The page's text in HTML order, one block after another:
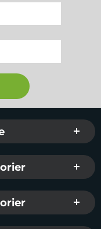
länkar